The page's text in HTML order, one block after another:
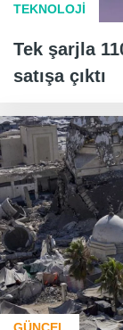
TEKNOLOJİ
Tek şarjla
satışa çıktı
GÜNCEL